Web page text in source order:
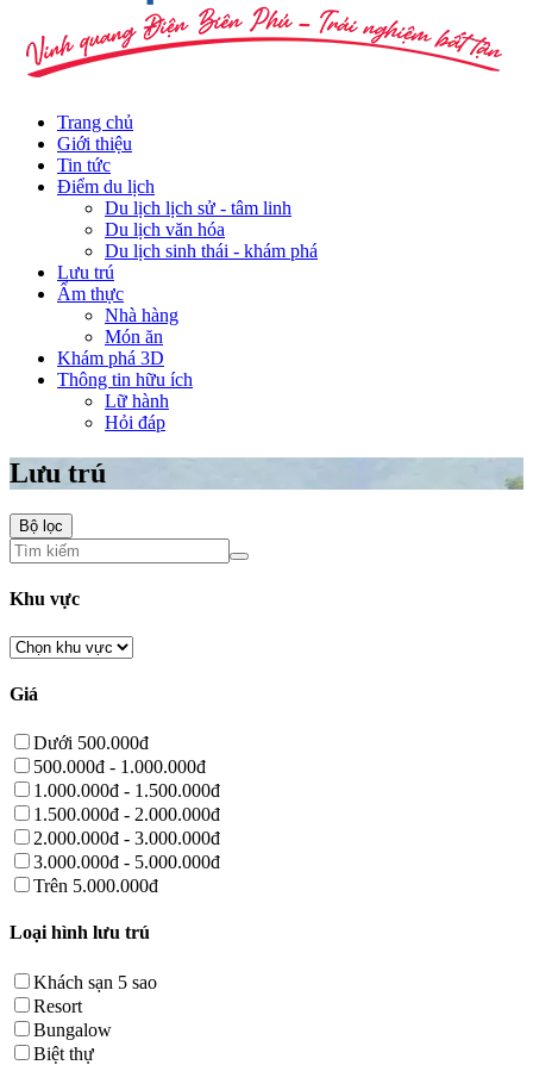
Trang chủ
Giới thiệu
Tin tức
Điểm du lịch
Du lịch lịch sử - tâm linh
Du lịch văn hóa
Du lịch sinh thái - khám phá
Lưu trú
Ẩm thực
Nhà hàng
Món ăn
Khám phá 3D
Thông tin hữu ích
Lữ hành
Hỏi đáp
Lưu trú
Bộ lọc
Khu vực
Giá
Dưới 500.000đ
500.000đ - 1.000.000đ
1.000.000đ - 1.500.000đ
1.500.000đ - 2.000.000đ
2.000.000đ - 3.000.000đ
3.000.000đ - 5.000.000đ
Trên 5.000.000đ
Loại hình lưu trú
Khách sạn 5 sao
Resort
Bungalow
Biệt thự